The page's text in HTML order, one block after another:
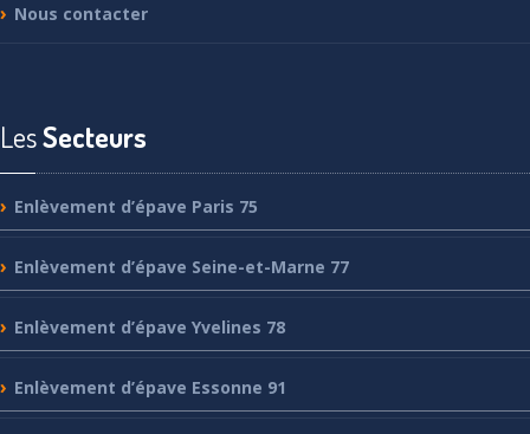
Nous contacter
LesSecteurs
Enlèvement d’épave Paris 75
Enlèvement d’épave Seine-et-Marne 77
Enlèvement d’épave Yvelines 78
Enlèvement d’épave Essonne 91